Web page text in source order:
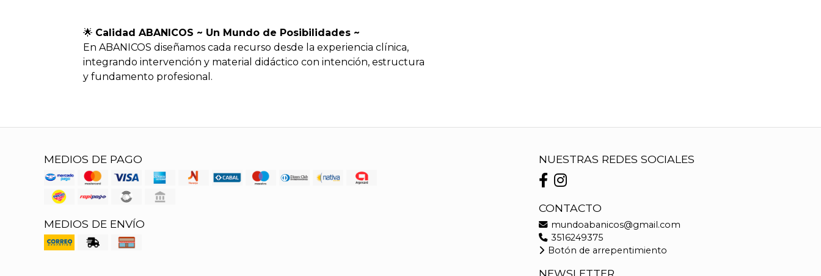
🌟 Calidad ABANICOS ~ Un Mundo de Posibilidades ~
En ABANICOS diseñamos cada recurso desde la experiencia clínica,
integrando intervención y material didáctico con intención, estructura
y fundamento profesional.
MEDIOS DE PAGO
MEDIOS DE ENVÍO
NUESTRAS REDES SOCIALES
CONTACTO
mundoabanicos@gmail.com
3516249375
Botón de arrepentimiento
NEWSLETTER